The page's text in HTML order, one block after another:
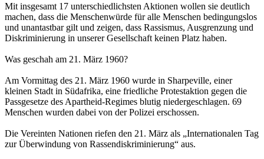
Mit insgesamt 17 unterschiedlichsten Aktionen wollen sie deutlich
machen, dass die Menschenwürde für alle Menschen bedingungslos
und unantastbar gilt und zeigen, dass Rassismus, Ausgrenzung und
Diskriminierung in unserer Gesellschaft keinen Platz haben.
Was geschah am 21. März 1960?
Am Vormittag des 21. März 1960 wurde in Sharpeville, einer
kleinen Stadt in Südafrika, eine friedliche Protestaktion gegen die
Passgesetze des Apartheid-Regimes blutig niedergeschlagen. 69
Menschen wurden dabei von der Polizei erschossen.
Die Vereinten Nationen riefen den 21. März als „Internationalen Tag
zur Überwindung von Rassendiskriminierung“ aus.